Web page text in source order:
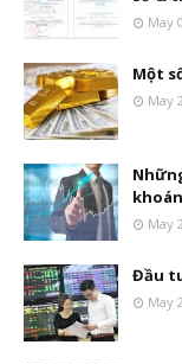
May
Một
May
khoán
May
Đầu
May